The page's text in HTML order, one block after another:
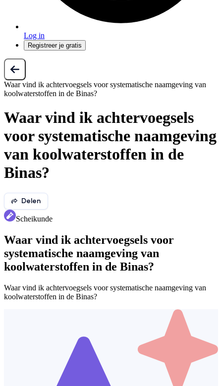
Log in
Registreer je gratis
Waar vind ik achtervoegsels voor systematische naamgeving van
koolwaterstoffen in de Binas?
Waar vind ik achtervoegsels
voor systematische naamgeving
van koolwaterstoffen in de
Binas?
Delen
Scheikunde
Waar vind ik achtervoegsels voor
systematische naamgeving van
koolwaterstoffen in de Binas?
Waar vind ik achtervoegsels voor systematische naamgeving van
koolwaterstoffen in de Binas?